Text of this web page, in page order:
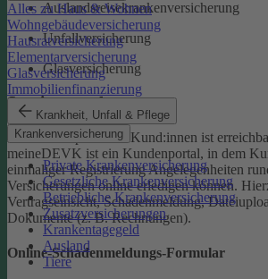
Alles zu Haus & Wohnen
Wohngebäudeversicherung
Hausratversicherung
Elementarversicherung
Glasversicherung
Immobilienfinanzierung
Krankheit, Unfall & Pflege
Krankenversicherung
Private Krankenversicherung
Gesetzliche Krankenversicherung
Betriebliche Krankenversicherung
Zusatzversicherungen
Krankentagegeld
Ausland
Tiere
Auslandsreisekrankenversicherung
Unfallversicherung
Glasversicherung
Serviceportal
Das Serviceportal für Kund:innen ist
meineDEVK ist ein Kundenportal, in dem
einmaliger Registrierung Angelegenheiten
Versicherungen online erledigen können.
Vertragseinsicht, Schadenmeldung,
Dokumente (z. B. Rechnungen).
Online-Schadenmeldungs-Formular